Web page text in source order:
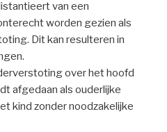
van een
worden gezien als
Dit kan resulteren in
over het hoofd
afgedaan als ouderlijke
kind zonder noodzakelijke